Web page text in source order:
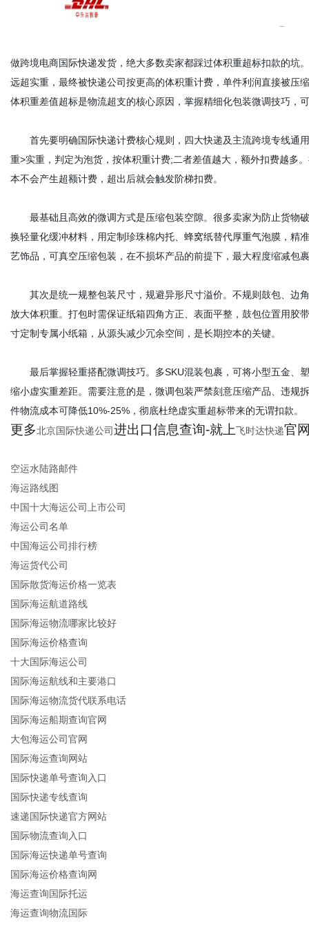
做跨境电商国际快递发货，绝大多数卖家都踩过体积重超标扣款的坑
远超实重，最终被快递公司按更高的体积重计费，单件利润直接被压
体积重差值超标是物流超支的核心原因，掌握精细化包装微调技巧，
首先要明确国际快递计费核心规则，四大快递及主流跨境专线通
重>实重，判定为泡货，按体积重计费;二者差值越大，额外扣费越多
本不会产生超额计费，超出后就会触发阶梯扣费。
最基础且高效的微调方式是压缩包装空隙。很多卖家为防止货物
换轻量化缓冲材料，用定制珍珠棉内托、蜂窝纸替代厚重气泡膜，精
艺饰品，可真空压缩包装，在不损坏产品的前提下，最大程度缩减包
其次是统一规整包装尺寸，规避异形尺寸溢价。不规则鼓包、边
放大体积重。打包时需保证纸箱四角方正、表面平整，鼓包位置用胶
寸定制专属小纸箱，从源头减少冗余空间，是长期控本的关键。
最后掌握轻重搭配微调技巧。多SKU混装包裹，可将小型五金、
缩小虚实重差距。需要注意的是，微调包装严禁刻意压缩产品、违规
件物流成本可降低10%-25%，彻底杜绝虚实重超标带来的无谓扣款。
更多北京国际快递公司进出口信息查询-就上飞时达快递官
空运水陆路邮件
海运路线图
中国十大海运公司上市公司
海运公司名单
中国海运公司排行榜
海运货代公司
国际散货海运价格一览表
国际海运航道路线
国际海运物流哪家比较好
国际海运价格查询
十大国际海运公司
国际海运航线和主要港口
国际海运物流货代联系电话
国际海运船期查询官网
大包海运公司官网
国际海运查询网站
国际快递单号查询入口
国际快递专线查询
速递国际快递官方网站
国际物流查询入口
国际海运快递单号查询
国际海运价格查询网
海运查询国际托运
海运查询物流国际